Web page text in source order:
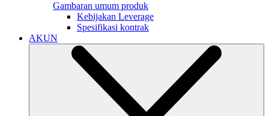
Gambaran umum produk
Kebijakan Leverage
Spesifikasi kontrak
AKUN